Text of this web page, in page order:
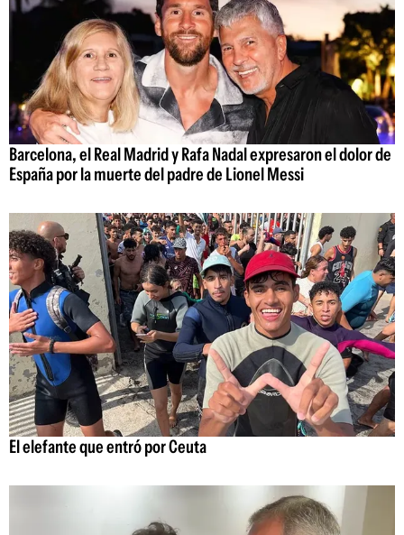
Barcelona, el Real Madrid y Rafa Nadal expresaron el dolor de
España por la muerte del padre de Lionel Messi
El elefante que entró por Ceuta